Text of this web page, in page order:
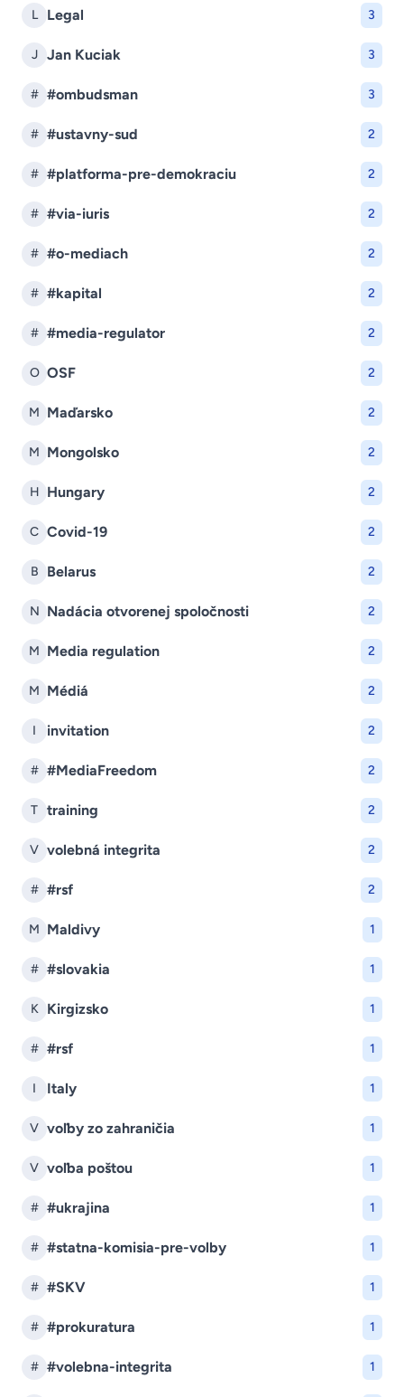
L Legal 3
J Jan Kuciak 3
# #ombudsman 3
# #ustavny-sud 2
# #platforma-pre-demokraciu 2
# #via-iuris 2
# #o-mediach 2
# #kapital 2
# #media-regulator 2
O OSF 2
M Maďarsko 2
M Mongolsko 2
H Hungary 2
C Covid-19 2
B Belarus 2
N Nadácia otvorenej spoločnosti 2
M Media regulation 2
M Médiá 2
I invitation 2
# #MediaFreedom 2
T training 2
V volebná integrita 2
# #rsf 2
M Maldivy 1
# #slovakia 1
K Kirgizsko 1
# #rsf 1
I Italy 1
V voľby zo zahraničia 1
V voľba poštou 1
# #ukrajina 1
# #statna-komisia-pre-volby 1
# #SKV 1
# #prokuratura 1
# #volebna-integrita 1